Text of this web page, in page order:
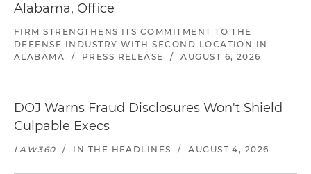
Alabama, Office
FIRM STRENGTHENS ITS COMMITMENT TO THE
DEFENSE INDUSTRY WITH SECOND LOCATION IN
ALABAMA
/ PRESS RELEASE / AUGUST 6, 2026
DOJ Warns Fraud Disclosures Won't Shield
Culpable Execs
LAW360 / IN THE HEADLINES / AUGUST 4, 2026